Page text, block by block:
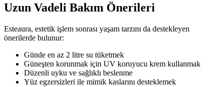
Uzun Vadeli Bakım Önerileri
Esteaura, estetik işlem sonrası yaşam tarzını da destekleyen
önerilerde bulunur:
Günde en az 2 litre su tüketmek
Güneşten korunmak için UV koruyucu krem kullanmak
Düzenli uyku ve sağlıklı beslenme
Yüz egzersizleri ile mimik kaslarını desteklemek